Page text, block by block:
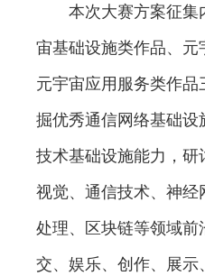
本次大赛方案征集
宙基础设施类作品、元
元宇宙应用服务类作
掘优秀通信网络基础
技术基础设施能力，研
视觉、通信技术、神经
处理、区块链等领域前
交、娱乐、创作、展示